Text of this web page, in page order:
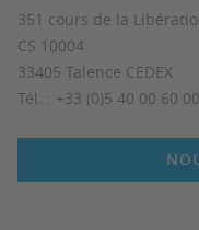
351 cours de la
CS 10004
33405 Talence CEDEX
Tél. : +33 (0)5 40 00 60 00